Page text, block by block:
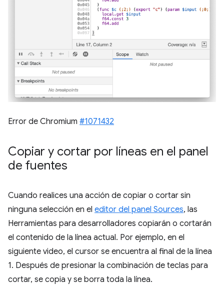
Error de Chromium #1071432
Copiar y cortar por líneas en el panel
de fuentes
Cuando realices una acción de copiar o cortar sin
ninguna selección en el editor del panel Sources, las
Herramientas para desarrolladores copiarán o cortarán
el contenido de la línea actual. Por ejemplo, en el
siguiente video, el cursor se encuentra al final de la línea
1. Después de presionar la combinación de teclas para
cortar, se copia y se borra toda la línea.